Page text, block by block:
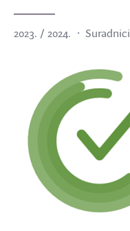
2023. / 2024. Suradnici